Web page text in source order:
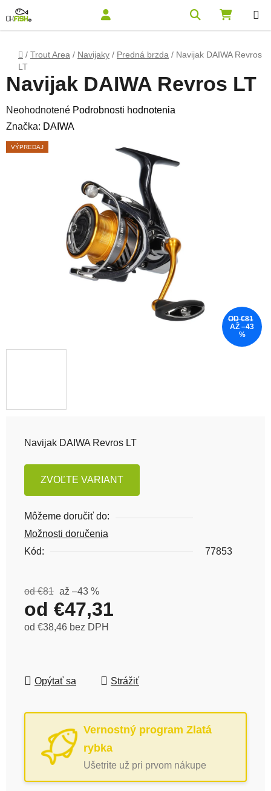
Domov
/ Trout Area / Navijaky / Predná brzda / Navijak DAIWA Revros
LT
Navijak DAIWA Revros LT
ZVOĽTE VARIANT
Môžeme doručiť do:
Možnosti doručenia
Kód:
77853
od €81 až –43 %
od €47,31
od €38,46 bez DPH
Opýtať sa Strážiť
Vernostný program Zlatá
rybka
Ušetrite už pri prvom nákupe
Navijak DAIWA Revros LT
Priemerné hodnotenie produktu je 0,0 z 5 hviezdičiek.
Neohodnotené Podrobnosti hodnotenia
Značka: DAIWA
VÝPREDAJ
OD €81
AŽ –43
%